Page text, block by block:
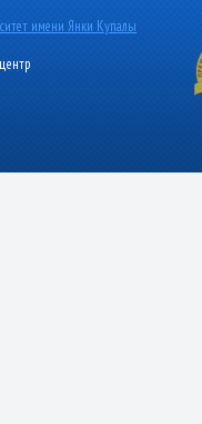
имени Янки Купалы